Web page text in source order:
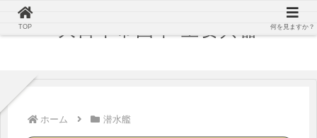
ホーム 潜水艦
TOP 何を見ますか？